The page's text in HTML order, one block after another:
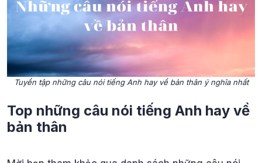
Tuyển tập những câu nói tiếng Anh hay về bản thân ý nghĩa nhất
Top những câu nói tiếng Anh hay về
bản thân